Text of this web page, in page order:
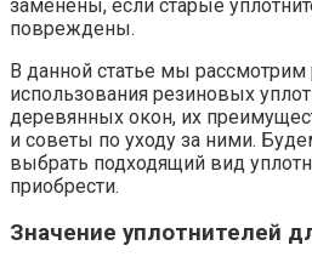
заменены, если старые
повреждены.​
В данной статье мы
использования резиновых
деревянных окон, их
и советы по уходу за ними.​
выбрать подходящий вид
приобрести.
Значение уплотнителей